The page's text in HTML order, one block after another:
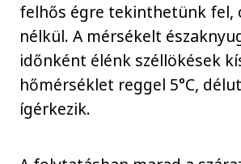
felhős égre tekinthetünk fel,
nélkül. A mérsékelt
időnként élénk széllökések
hőmérséklet reggel 5°C,
ígérkezik.